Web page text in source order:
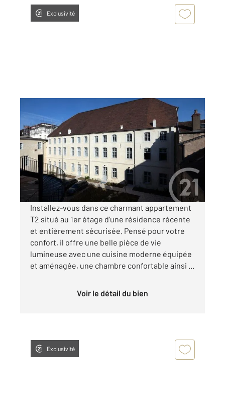
Exclusivité
DOLE 39
45,89 m2 , 2 pièces
Ref : 13568
Appartement F2 à louer
585 €
par mois charges comprises
Installez-vous dans ce charmant appartement
T2 situé au 1er étage d'une résidence récente
et entièrement sécurisée. Pensé pour votre
confort, il offre une belle pièce de vie
lumineuse avec une cuisine moderne équipée
et aménagée, une chambre confortable ainsi ...
Voir le détail du bien
Exclusivité